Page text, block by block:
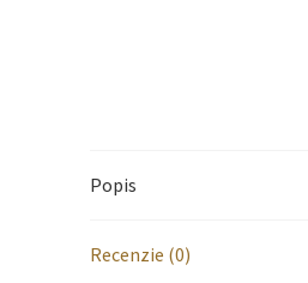
Popis
Recenzie (0)